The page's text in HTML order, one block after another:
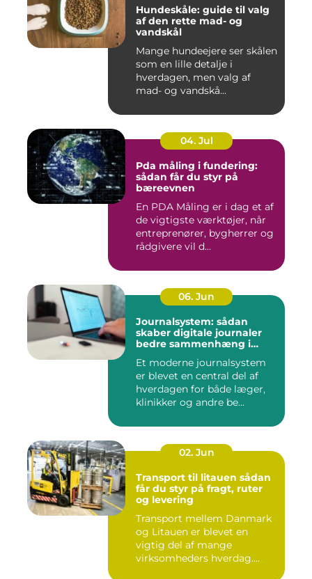
Hundeskåle: guide til valg
af den rette mad- og
vandskål
Mange hundeejere ser skålen
som en lille detalje i
hverdagen, men valg af
mad- og vandskå...
04. Jul
Pda måling i fundering:
sådan får du styr på
bæreevnen
En PDA Måling er i dag et af
de vigtigste værktøjer, når
entreprenører, bygherrer og
rådgivere vil d...
06. Jun
Journalsystem: sådan
skaber digitale journaler
bedre sammenhæng i
Et moderne journalsystem
er blevet en central del af
hverdagen for både læger,
klinikker og andre be...
02. Jun
Transport til litauen sådan
får du styr på fragt, ruter
og levering
Transport mellem Danmark
og Litauen er blevet en
vigtig del af mange
virksomheders hverdag.